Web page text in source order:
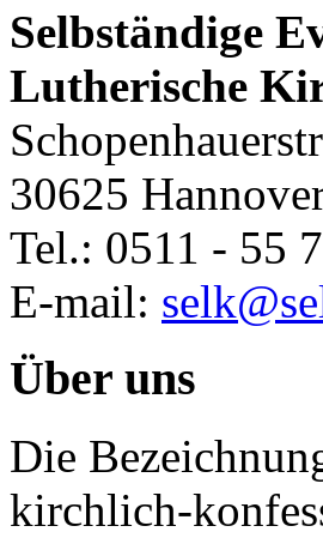
Selbständige
Lutherische
30625
Tel.: 0511 - 55
E-mail:
Über uns
Die
kirchlich-